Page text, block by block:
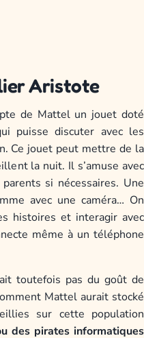
Aristote
de Mattel un jouet doté
puisse discuter avec les
Ce jouet peut mettre de la
la nuit. Il s’amuse avec
si nécessaires. Une
avec une caméra… On
histoires et interagir avec
même à un téléphone
toutefois pas du goût de
Mattel aurait stocké
sur cette population
des pirates informatiques